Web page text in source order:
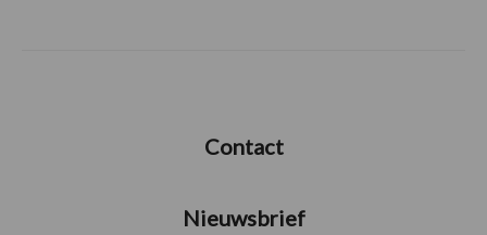
Contact
Nieuwsbrief